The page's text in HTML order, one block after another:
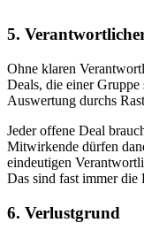
5.
Ohne klaren
Deals, die einer Gruppe
Auswertung durchs
Jeder offene Deal
Mitwirkende dürfen
eindeutigen
Das sind fast immer die
6. Verlustgrund